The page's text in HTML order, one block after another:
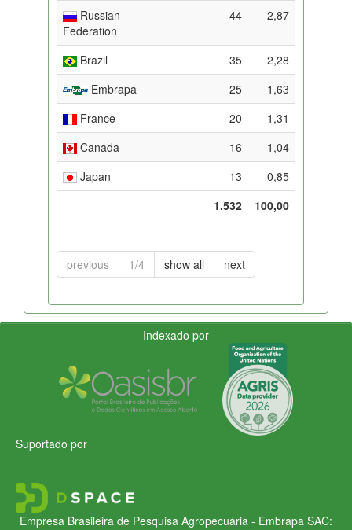
Russian
Federation
44 2,87
Brazil 35
2,28
Embrapa
25
1,63
France
20
1,31
Canada
16
1,04
Japan
13
0,85
1.532
100,00
previous 1/4 show all next
Indexado por
Suportado por
Empresa Brasileira de Pesquisa Agropecuária - Embrapa SAC: